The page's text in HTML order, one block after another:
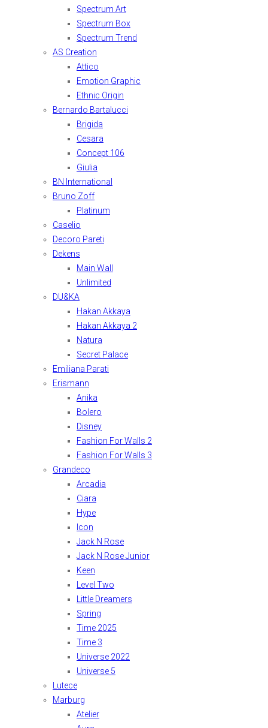
Spectrum Art
Spectrum Box
Spectrum Trend
AS Creation
Attico
Emotion Graphic
Ethnic Origin
Bernardo Bartalucci
Brigida
Cesara
Concept 106
Giulia
BN International
Bruno Zoff
Platinum
Caselio
Decoro Pareti
Dekens
Main Wall
Unlimited
DU&KA
Hakan Akkaya
Hakan Akkaya 2
Natura
Secret Palace
Emiliana Parati
Erismann
Anika
Bolero
Disney
Fashion For Walls 2
Fashion For Walls 3
Grandeco
Arcadia
Ciara
Hype
Icon
Jack N Rose
Jack N Rose Junior
Keen
Level Two
Little Dreamers
Spring
Time 2025
Time 3
Universe 2022
Universe 5
Lutece
Marburg
Atelier